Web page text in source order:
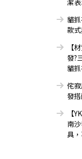
潔
貓
款
【
發?
貓
侘
發
【
南
具